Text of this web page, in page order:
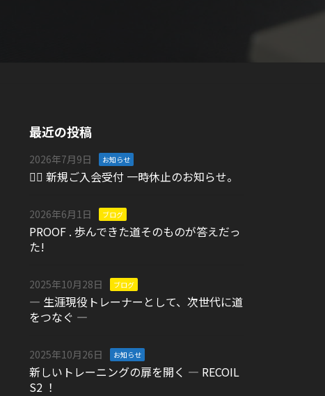
最近の投稿
2026年7月9日 お知らせ
🏋️‍♀️ 新規ご入会受付 一時休止のお知らせ。
2026年6月1日 ブログ
PROOF . 歩んできた道そのものが答えだっ
た!
2025年10月28日 ブログ
― 生涯現役トレーナーとして、次世代に道
をつなぐ ―
2025年10月26日 お知らせ
新しいトレーニングの扉を開く ― RECOIL
S2 ！